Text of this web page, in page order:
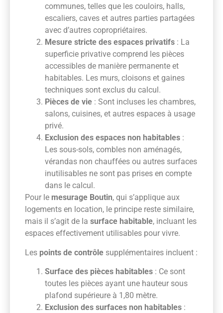
communes, telles que les couloirs, halls,
escaliers, caves et autres parties partagées
avec d’autres copropriétaires.
Mesure stricte des espaces privatifs : La
superficie privative comprend les pièces
accessibles de manière permanente et
habitables. Les murs, cloisons et gaines
techniques sont exclus du calcul.
Pièces de vie : Sont incluses les chambres,
salons, cuisines, et autres espaces à usage
privé.
Exclusion des espaces non habitables :
Les sous-sols, combles non aménagés,
vérandas non chauffées ou autres surfaces
inutilisables ne sont pas prises en compte
dans le calcul.
Pour le mesurage Boutin, qui s’applique aux
logements en location, le principe reste similaire,
mais il s’agit de la surface habitable, incluant les
espaces effectivement utilisables pour vivre.
Les points de contrôle supplémentaires incluent :
Surface des pièces habitables : Ce sont
toutes les pièces ayant une hauteur sous
plafond supérieure à 1,80 mètre.
Exclusion des surfaces non habitables :